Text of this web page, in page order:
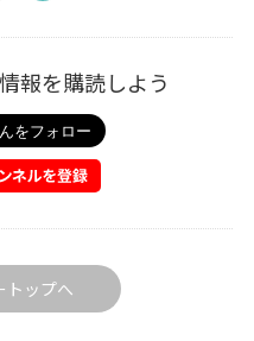
報を購読しよう
トップへ